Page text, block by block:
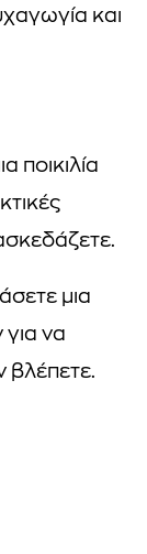
και
ποικιλία
μια
για να
βλέπετε.